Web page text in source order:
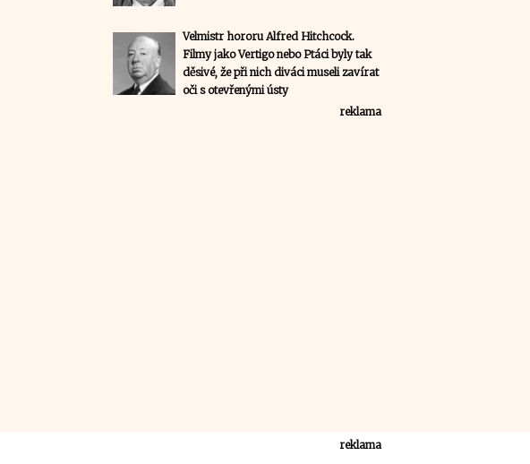
Velmistr hororu Alfred Hitchcock.
Filmy jako Vertigo nebo Ptáci byly tak
děsivé, že při nich diváci museli zavírat
oči s otevřenými ústy
reklama
reklama